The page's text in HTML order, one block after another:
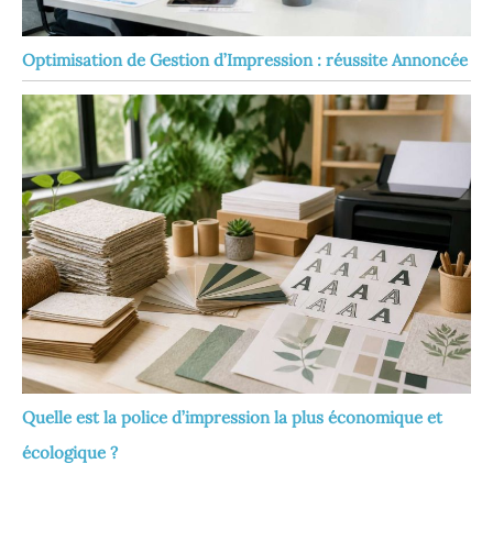
Optimisation de Gestion d’Impression : réussite Annoncée
Quelle est la police d’impression la plus économique et
écologique ?